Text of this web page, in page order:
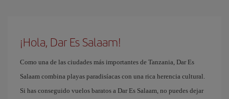
¡Hola, Dar Es Salaam!
Como una de las ciudades más importantes de Tanzania, Dar Es
Salaam combina playas paradisíacas con una rica herencia cultural.
Si has conseguido vuelos baratos a Dar Es Salaam, no puedes dejar